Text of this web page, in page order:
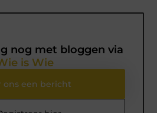
nog met bloggen via
is Wie
ons een bericht